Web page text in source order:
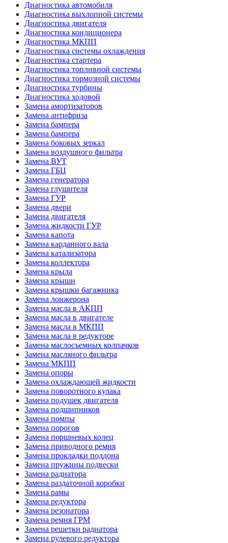
Диагностика автомобиля
Диагностика выхлопной системы
Диагностика двигателя
Диагностика кондиционера
Диагностика МКПП
Диагностика системы охлаждения
Диагностика стартера
Диагностика топливной системы
Диагностика тормозной системы
Диагностика турбины
Диагностика ходовой
Замена амортизаторов
Замена антифриза
Замена бампера
Замена бампера
Замена боковых зеркал
Замена воздушного фильтра
Замена ВУТ
Замена ГБЦ
Замена генератора
Замена глушителя
Замена ГУР
Замена двери
Замена двигателя
Замена жидкости ГУР
Замена капота
Замена карданного вала
Замена катализатора
Замена коллектора
Замена крыла
Замена крыши
Замена крышки багажника
Замена лонжерона
Замена масла в АКПП
Замена масла в двигателе
Замена масла в МКПП
Замена масла в редукторе
Замена маслосъемных колпачков
Замена масляного фильтра
Замена МКПП
Замена опоры
Замена охлаждающей жидкости
Замена поворотного кулака
Замена подушек двигателя
Замена подшипников
Замена помпы
Замена порогов
Замена поршневых колец
Замена приводного ремня
Замена прокладки поддона
Замена пружины подвески
Замена радиатора
Замена раздаточной коробки
Замена рамы
Замена редуктора
Замена резонатора
Замена ремня ГРМ
Замена решетки радиатора
Замена рулевого редуктора